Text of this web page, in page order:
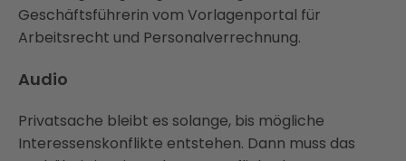
Geschäftsführerin vom Vorlagenportal für
Arbeitsrecht und Personalverrechnung.
Audio
Privatsache bleibt es solange, bis mögliche
Interessenskonflikte entstehen. Dann muss das